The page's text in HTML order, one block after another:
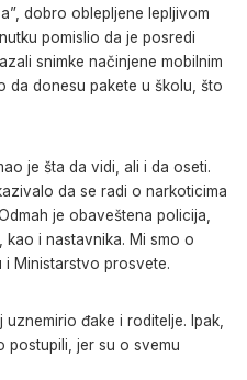
dobro oblepljene lepljivom
pomislio da je posredi
snimke načinjene mobilnim
da donesu pakete u školu, što
je šta da vidi, ali i da oseti.
da se radi o narkoticima
je obaveštena policija,
i nastavnika. Mi smo o
i Ministarstvo prosvete.
đake i roditelje. Ipak,
postupili, jer su o svemu